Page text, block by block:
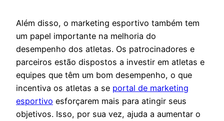
Além disso, o marketing esportivo também tem
um papel importante na melhoria do
desempenho dos atletas. Os patrocinadores e
parceiros estão dispostos a investir em atletas e
equipes que têm um bom desempenho, o que
incentiva os atletas a se portal de marketing
esportivo esforçarem mais para atingir seus
objetivos. Isso, por sua vez, ajuda a aumentar o